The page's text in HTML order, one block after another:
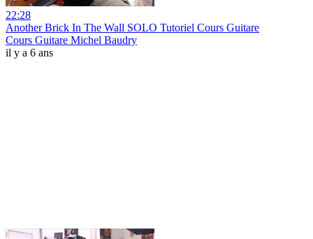
22:28
Another Brick In The Wall SOLO Tutoriel Cours Guitare
Cours Guitare Michel Baudry
il y a 6 ans